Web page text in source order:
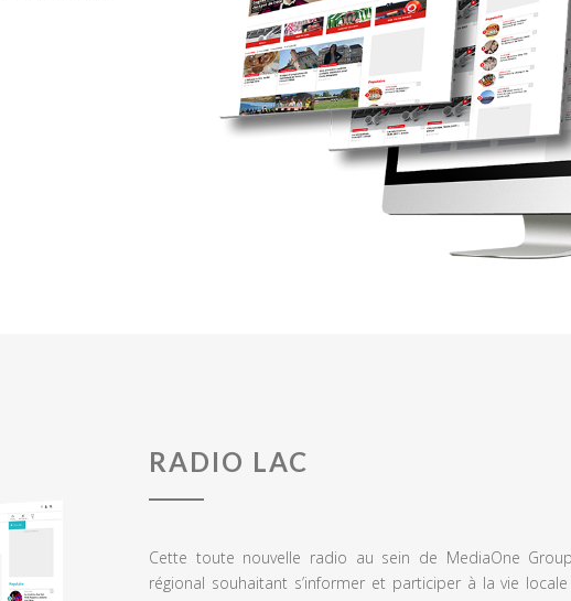
RADIO LAC
Cette toute nouvelle radio au sein de MediaOne
régional souhaitant s’informer et participer à la vie